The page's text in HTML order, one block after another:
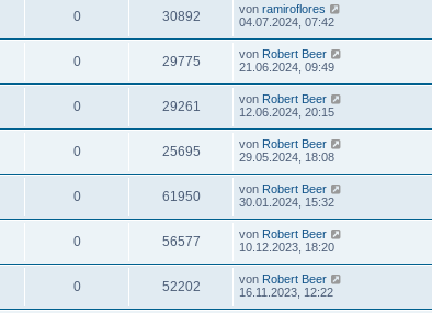
0 30892 von ramiroflores
04.07.2024, 07:42
0 29775 von Robert Beer
21.06.2024, 09:49
0 29261 von Robert Beer
12.06.2024, 20:15
0 25695 von Robert Beer
29.05.2024, 18:08
0 61950 von Robert Beer
30.01.2024, 15:32
0 56577 von Robert Beer
10.12.2023, 18:20
0 52202 von Robert Beer
16.11.2023, 12:22